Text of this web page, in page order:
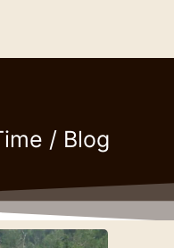
/ Blog